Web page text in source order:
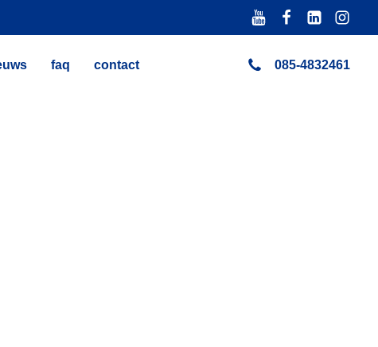
faq contact 085-4832461